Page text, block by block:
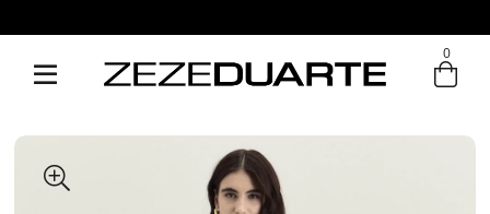
Entre com email ou cpf/cnpj
0